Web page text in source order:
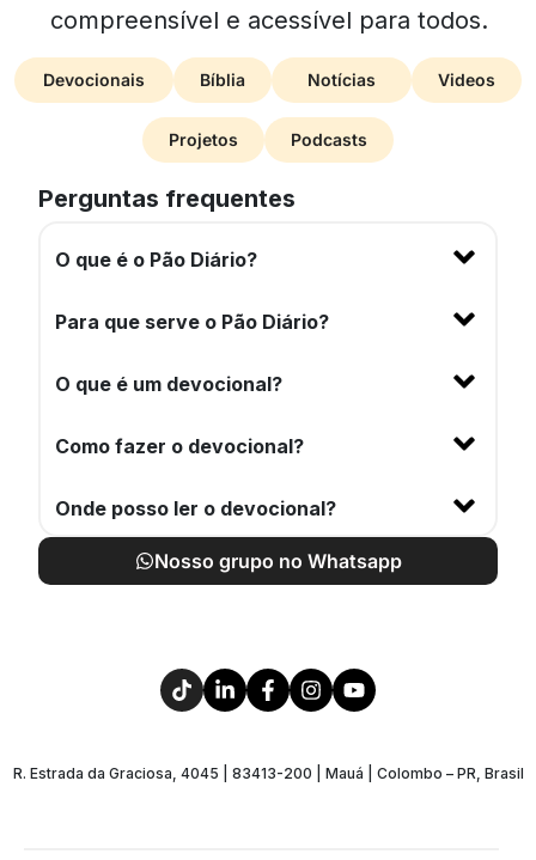
compreensível e acessível para todos.
Devocionais Bíblia Notícias Videos
Projetos Podcasts
Perguntas frequentes
O que é o Pão Diário?
Para que serve o Pão Diário?
O que é um devocional?
Como fazer o devocional?
Onde posso ler o devocional?
Nosso grupo no Whatsapp
R. Estrada da Graciosa, 4045 | 83413-200 | Mauá | Colombo – PR, Brasil